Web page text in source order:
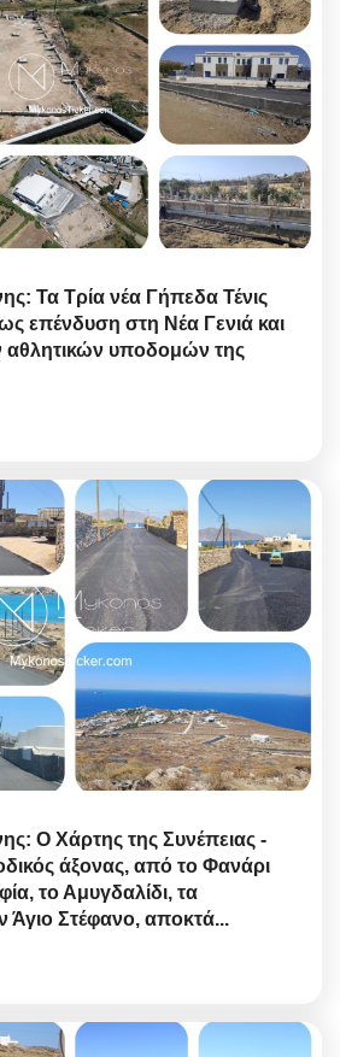
Τα Τρία νέα Γήπεδα Τένις
επένδυση στη Νέα Γενιά και
αθλητικών υποδομών της
Ο Χάρτης της Συνέπειας -
άξονας, από το Φανάρι
το Αμυγδαλίδι, τα
Άγιο Στέφανο, αποκτά...